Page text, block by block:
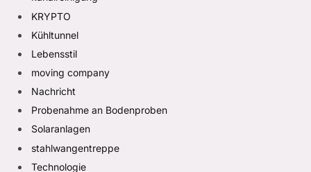
KRYPTO
Kühltunnel
Lebensstil
moving company
Nachricht
Probenahme an Bodenproben
Solaranlagen
stahlwangentreppe
Technologie